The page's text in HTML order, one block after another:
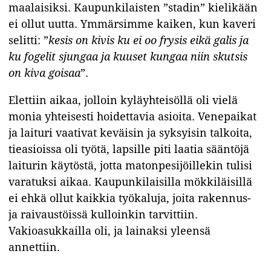
maalaisiksi. Kaupunkilaisten ”stadin” kielikään
ei ollut uutta. Ymmärsimme kaiken, kun kaveri
selitti: ”kesis on kivis ku ei oo frysis eikä galis ja
ku fogelit sjungaa ja kuuset kungaa niin skutsis
on kiva goisaa”.
Elettiin aikaa, jolloin kyläyhteisöllä oli vielä
monia yhteisesti hoidettavia asioita. Venepaikat
ja laituri vaativat keväisin ja syksyisin talkoita,
tieasioissa oli työtä, lapsille piti laatia sääntöjä
laiturin käytöstä, jotta matonpesijöillekin tulisi
varatuksi aikaa. Kaupunkilaisilla mökkiläisillä
ei ehkä ollut kaikkia työkaluja, joita rakennus-
ja raivaustöissä kulloinkin tarvittiin.
Vakioasukkailla oli, ja lainaksi yleensä
annettiin.